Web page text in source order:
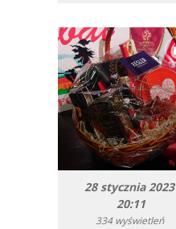
28 stycznia 2023
20:11
334 wyświetleń